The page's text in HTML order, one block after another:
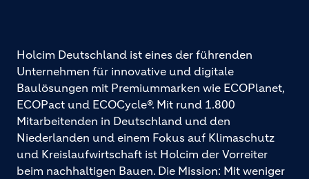
Holcim Deutschland ist eines der führenden
Unternehmen für innovative und digitale
Baulösungen mit Premiummarken wie ECOPlanet,
ECOPact und ECOCycle®. Mit rund 1.800
Mitarbeitenden in Deutschland und den
Niederlanden und einem Fokus auf Klimaschutz
und Kreislaufwirtschaft ist Holcim der Vorreiter
beim nachhaltigen Bauen. Die Mission: Mit weniger